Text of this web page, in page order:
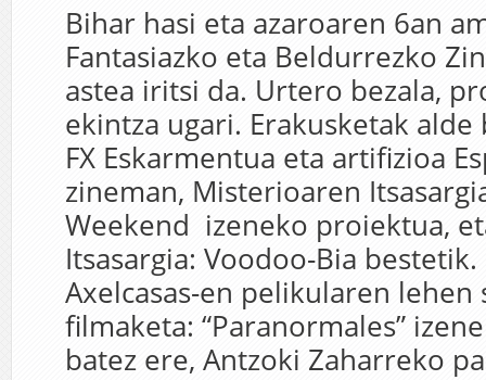
Bihar hasi eta azaroaren 6an
Fantasiazko eta Beldurrezko
astea iritsi da. Urtero bezala,
ekintza ugari. Erakusketak
FX Eskarmentua eta artifizioa
zineman, Misterioaren
Weekend izeneko proiektua,
Itsasargia: Voodoo-Bia bestetik.
Axelcasas-en pelikularen
filmaketa: “Paranormales”
batez ere, Antzoki Zaharreko